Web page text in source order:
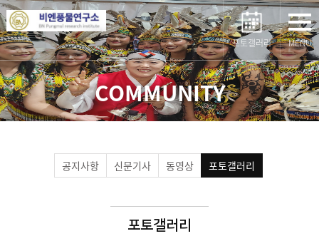
포토갤러리 MENU
COMMUNITY
공지사항 신문기사 동영상 포토갤러리
포토갤러리